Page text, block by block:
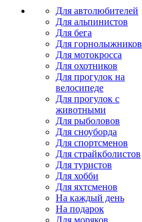
Для автолюбителей
Для альпинистов
Для бега
Для горнолыжников
Для мотокросса
Для охотников
Для прогулок на
велосипеде
Для прогулок с
животными
Для рыболовов
Для сноуборда
Для спортсменов
Для страйкболистов
Для туристов
Для хобби
Для яхтсменов
На каждый день
На подарок
Для моряков